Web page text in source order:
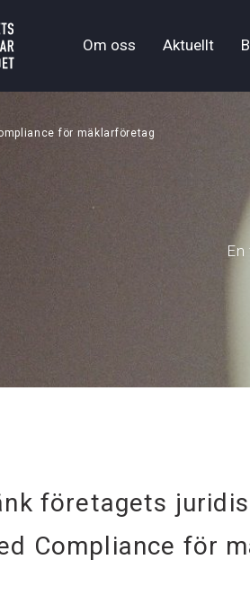
Om oss Aktuellt
för mäklarföretag
företagets
Compliance för